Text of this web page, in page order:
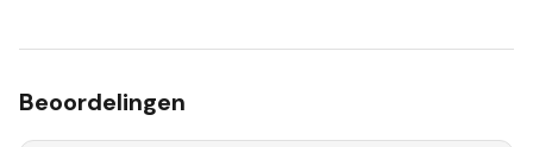
Beoordelingen